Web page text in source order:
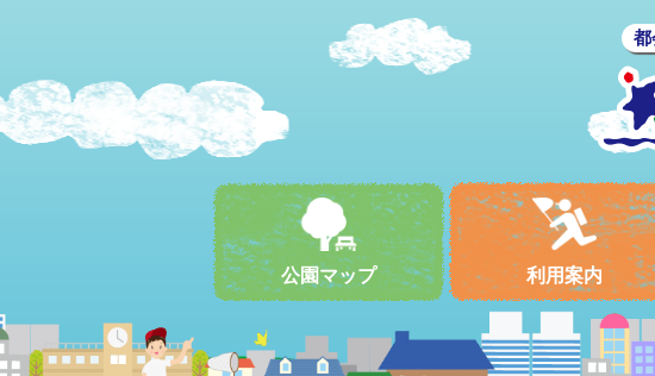
都
公園マップ 利用案内